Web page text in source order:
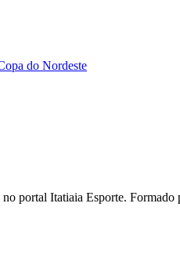
do Nordeste
portal Itatiaia Esporte.